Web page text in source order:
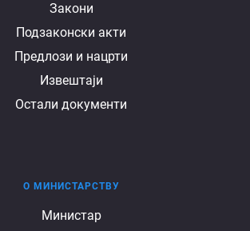
Закони
Подзаконски акти
Предлози и нацрти
Извештаји
Остали документи
О МИНИСТАРСТВУ
Министар